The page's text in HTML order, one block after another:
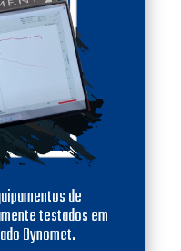
de
testados em
Dynomet.